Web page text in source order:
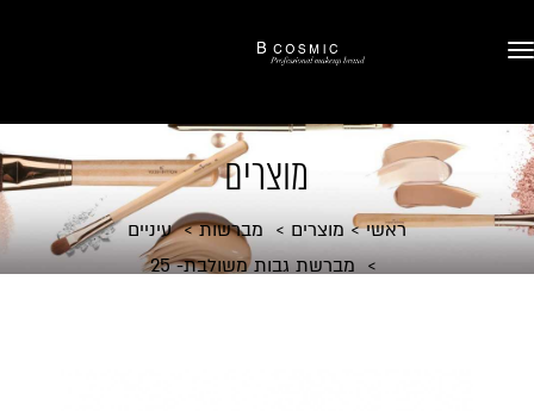
מוצרים
ראשי מוצרים מברשות
עיניים
מברשת גבות משולבת- 25